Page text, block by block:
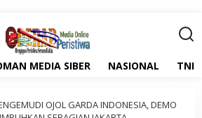
MEDIA SIBER NASIONAL TNI
OJOL GARDA INDONESIA, DEMO